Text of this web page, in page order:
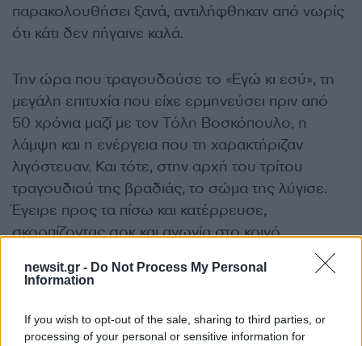
newsit.gr - Do Not Process My Personal
Information
If you wish to opt-out of the sale, sharing to third parties, or
processing of your personal or sensitive information for
παρακολουθήσει ξανά, αντιλήφθηκαν από νωρίς
ότι κάτι δεν πήγαινε καλά.
Την ώρα που τραγουδούσε το «Εγώ κι εσύ», τη
μεγάλη επιτυχία που είχε ερμηνεύσει πριν από
50 χρόνια μαζί με τον Τόλη Βοσκόπουλο, η
λάμψη και η ενέργεια που τη χαρακτήριζαν
λιγόστευαν. Και τότε, στην αρχή του τρίτου
τραγουδιού της βραδιάς, το σώμα της λύγισε.
Έγειρε προς τα πίσω και κατέρρευσε,
σκορπίζοντας σοκ και αγωνία στο κοινό.